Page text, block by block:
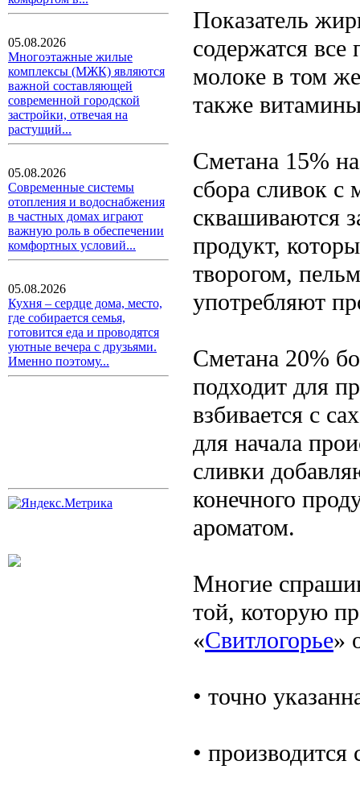
05.08.2026
Многоэтажные жилые
комплексы (МЖК) являются
важной составляющей
современной городской
застройки, отвечая на
растущий...
05.08.2026
Современные системы
отопления и водоснабжения
в частных домах играют
важную роль в обеспечении
комфортных условий...
05.08.2026
Кухня – сердце дома, место,
где собирается семья,
готовится еда и проводятся
уютные вечера с друзьями.
Именно поэтому...
Показатель
содержатся
молоке в том
также
Сметана 15%
сбора сливок с
сквашиваются
продукт,
творогом,
употребляют
Сметана 20%
подходит для
взбивается с
для начала
сливки
конечного
ароматом.
Многие
той, которую
«Свитлогорье»
• точно
•